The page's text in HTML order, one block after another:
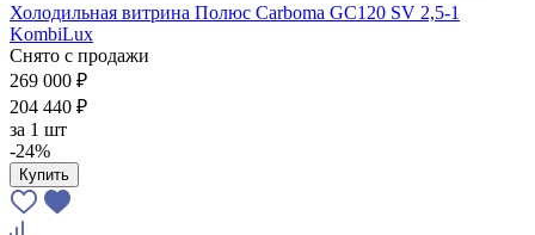
Холодильная витрина Полюс Carboma GC120 SV 2,5-1
KombiLux
Снято с продажи
269 000 ₽
204 440 ₽
за 1 шт
-24%
Купить